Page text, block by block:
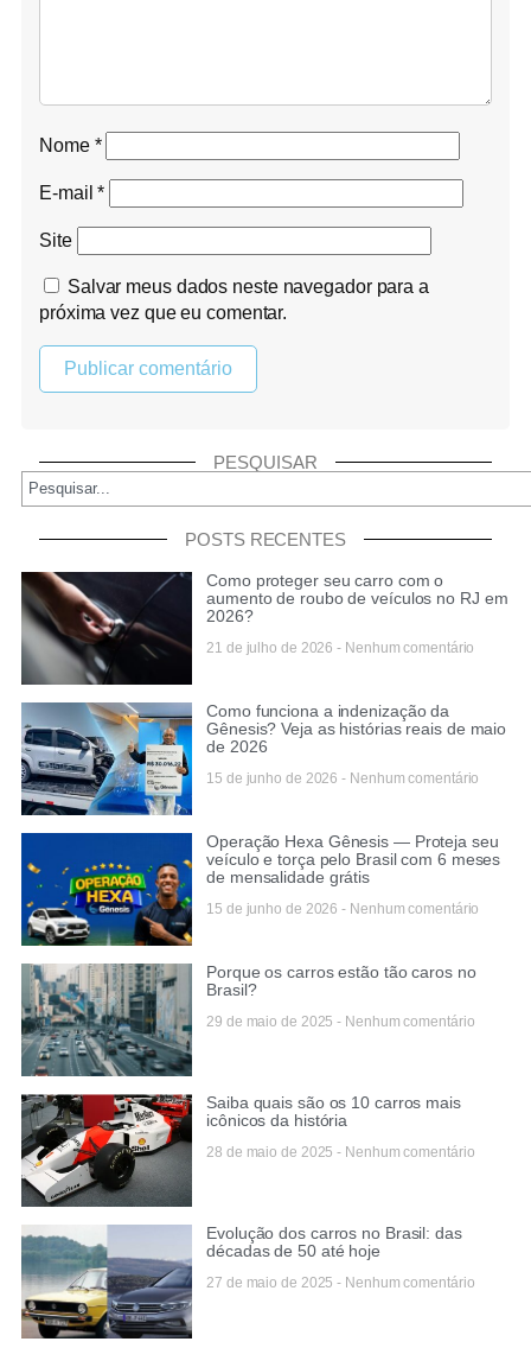
Nome *
E-mail*
Site
Salvar meus dados neste navegador para a
próxima vez que eu comentar.
PESQUISAR
POSTS RECENTES
Como proteger seu carro com o
aumento de roubo de veículos no RJ em
2026?
21 de julho de 2026 Nenhum comentário
Como funciona a indenização da
Gênesis? Veja as histórias reais de maio
de 2026
15 de junho de 2026 Nenhum comentário
Operação Hexa Gênesis — Proteja seu
veículo e torça pelo Brasil com 6 meses
de mensalidade grátis
15 de junho de 2026 Nenhum comentário
Porque os carros estão tão caros no
Brasil?
29 de maio de 2025 Nenhum comentário
Saiba quais são os 10 carros mais
icônicos da história
28 de maio de 2025 Nenhum comentário
Evolução dos carros no Brasil: das
décadas de 50 até hoje
27 de maio de 2025 Nenhum comentário